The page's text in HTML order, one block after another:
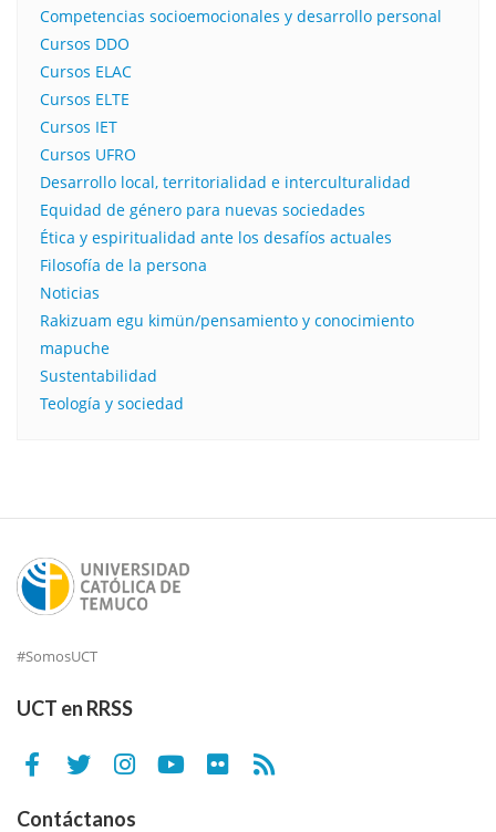
Competencias socioemocionales y desarrollo personal
Cursos DDO
Cursos ELAC
Cursos ELTE
Cursos IET
Cursos UFRO
Desarrollo local, territorialidad e interculturalidad
Equidad de género para nuevas sociedades
Ética y espiritualidad ante los desafíos actuales
Filosofía de la persona​
Noticias
Rakizuam egu kimün/pensamiento y conocimiento
mapuche
Sustentabilidad
Teología y sociedad
#SomosUCT
UCT en RRSS
Contáctanos